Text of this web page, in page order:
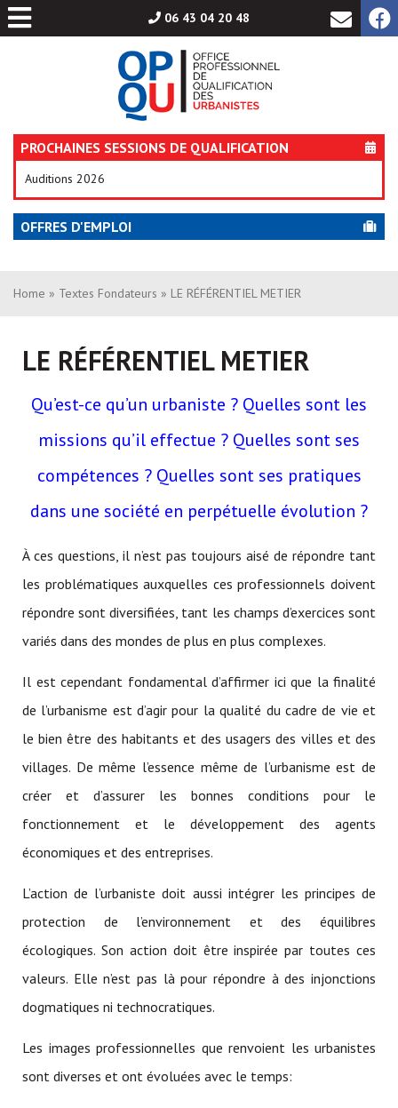
06 43 04 20 48
PROCHAINES SESSIONS DE QUALIFICATION
Auditions 2026
OFFRES D'EMPLOI
Aller
au
Home » Textes Fondateurs » LE RÉFÉRENTIEL METIER
LE RÉFÉRENTIEL METIER
Qu’est-ce qu’un urbaniste ? Quelles sont les
missions qu’il effectue ? Quelles sont ses
compétences ? Quelles sont ses pratiques
dans une société en perpétuelle évolution ?
À ces questions, il n’est pas toujours aisé de répondre tant
les problématiques auxquelles ces professionnels doivent
répondre sont diversifiées, tant les champs d’exercices sont
variés dans des mondes de plus en plus complexes.
Il est cependant fondamental d’affirmer ici que la finalité
de l’urbanisme est d’agir pour la qualité du cadre de vie et
le bien être des habitants et des usagers des villes et des
villages. De même l’essence même de l’urbanisme est de
créer et d’assurer les bonnes conditions pour le
fonctionnement et le développement des agents
économiques et des entreprises.
L’action de l’urbaniste doit aussi intégrer les principes de
protection de l’environnement et des équilibres
écologiques. Son action doit être inspirée par toutes ces
valeurs. Elle n’est pas là pour répondre à des injonctions
dogmatiques ni technocratiques.
Les images professionnelles que renvoient les urbanistes
sont diverses et ont évoluées avec le temps: